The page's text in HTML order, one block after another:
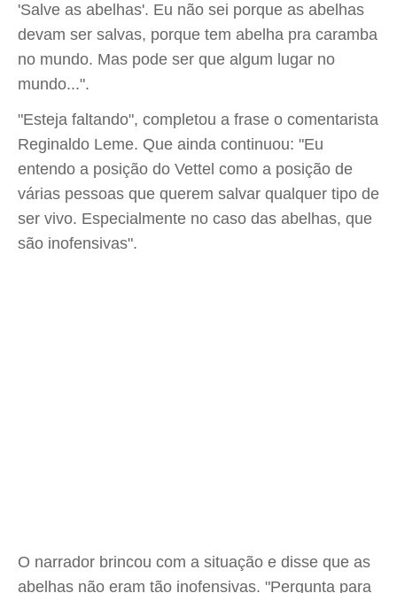
'Salve as abelhas'. Eu não sei porque as abelhas
devam ser salvas, porque tem abelha pra caramba
no mundo. Mas pode ser que algum lugar no
mundo...".
"Esteja faltando", completou a frase o comentarista
Reginaldo Leme. Que ainda continuou: "Eu
entendo a posição do Vettel como a posição de
várias pessoas que querem salvar qualquer tipo de
ser vivo. Especialmente no caso das abelhas, que
são inofensivas".
O narrador brincou com a situação e disse que as
abelhas não eram tão inofensivas. "Pergunta para